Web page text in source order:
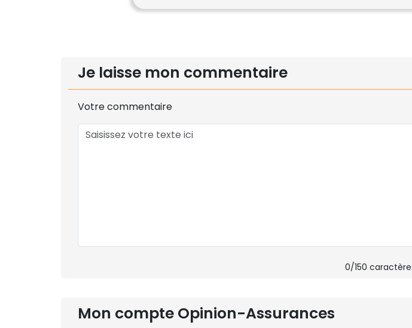
Je laisse mon commentaire
Votre commentaire
0/150
Mon compte Opinion-Assurances